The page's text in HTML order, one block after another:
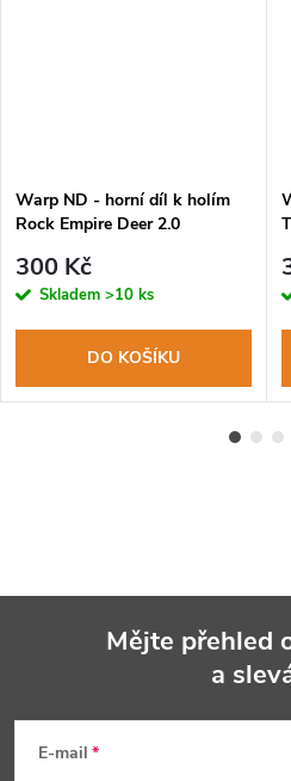
Warp ND - horní díl k holím
Rock Empire Deer 2.0
300 Kč
Skladem >10 ks
DO KOŠÍKU
Mějte přehled
a
E-mail